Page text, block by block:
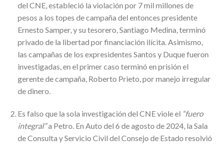
del CNE, estableció la violación por 7 mil millones de
pesos a los topes de campaña del entonces presidente
Ernesto Samper, y su tesorero, Santiago Medina, terminó
privado de la libertad por financiación ilícita. Asimismo,
las campañas de los expresidentes Santos y Duque fueron
investigadas, en el primer caso terminó en prisión el
gerente de campaña, Roberto Prieto, por manejo irregular
de dinero.
Es falso que la sola investigación del CNE viole el “fuero
integral”a Petro. En Auto del 6 de agosto de 2024, la Sala
de Consulta y Servicio Civil del Consejo de Estado resolvió